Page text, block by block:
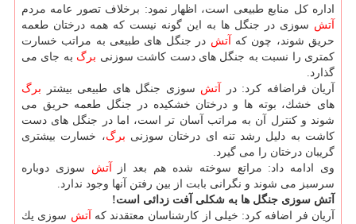
اداره كل منابع طبیعی است، اظهار نمود: برخلاف تصور عامه مردم
آتش سوزی در جنگل ها به این گونه نیست كه همه درختان طعمه
حریق شوند، چون كه آتش در جنگل های طبیعی به مراتب خسارت
كمتری را نسبت به جنگل های دست كاشت سوزنی برگ به جای می
گذارد.
آریان فراضافه كرد: در آتش سوزی جنگل های طبیعی بیشتر برگ
های خشك، بوته ها و درختان خشكیده در جنگل طعمه حریق می
شوند و كنترل آن به مراتب آسان تر است، اما در جنگل های دست
كاشت به دلیل رشد تنه ای درختان سوزنی برگ، خسارت بیشتری
گریبان درختان را می گیرد.
وی ادامه داد: مراتع سوخته شده هم بعد از آتش سوزی دوباره
سرسبز می شوند و نگرانی بابت از بین رفتن آنها وجود ندارد.
آتش سوزی جنگل ها به شكلی آفت زدائی است!
آریان فر اضافه كرد: خیلی از كارشناسان معتقدند كه آتش سوزی یك